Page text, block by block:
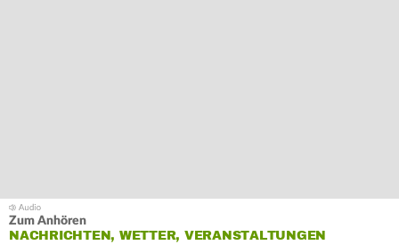
Zum Anhören
NACHRICHTEN, WETTER, VERANSTALTUNGEN